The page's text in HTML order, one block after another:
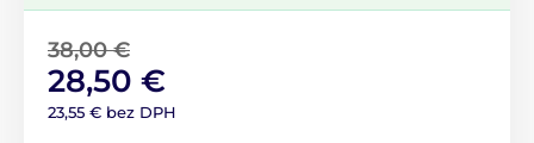
38,00 €
28,50 €
23,55 € bez DPH